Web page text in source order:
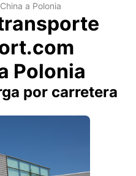
a Polonia
Polonia
por carretera